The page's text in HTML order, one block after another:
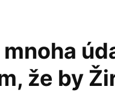
že by